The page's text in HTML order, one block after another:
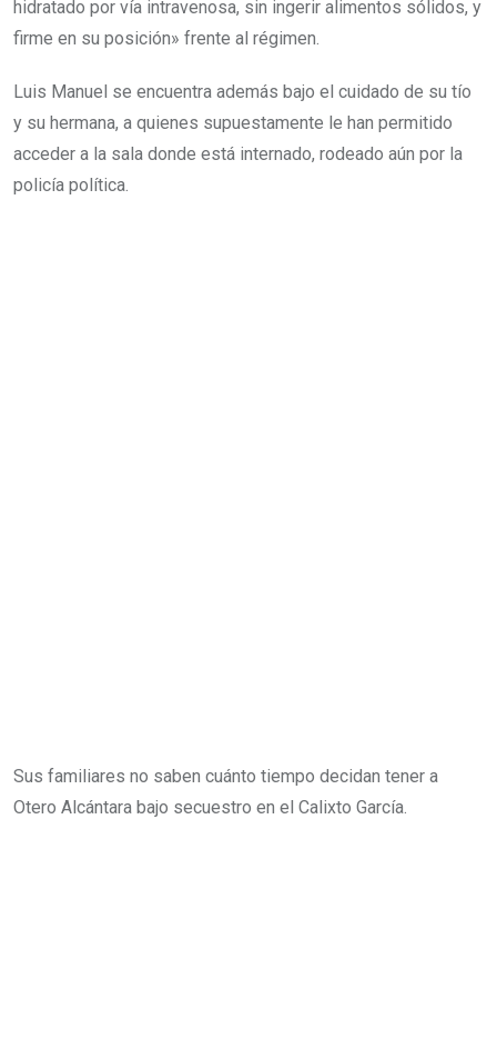
hidratado por vía intravenosa, sin ingerir alimentos sólidos, y
firme en su posición» frente al régimen.
Luis Manuel se encuentra además bajo el cuidado de su tío
y su hermana, a quienes supuestamente le han permitido
acceder a la sala donde está internado, rodeado aún por la
policía política.
Sus familiares no saben cuánto tiempo decidan tener a
Otero Alcántara bajo secuestro en el Calixto García.